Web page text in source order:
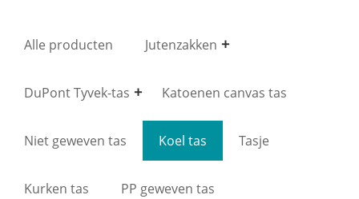
Alle producten Jutenzakken
DuPont Tyvek-tas Katoenen canvas tas
Niet geweven tas Koel tas Tasje
Kurken tas PP geweven tas